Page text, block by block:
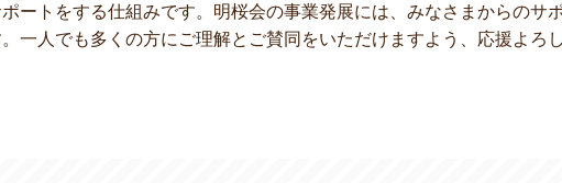
ートをする仕組みです。明桜会の事業発展には、みなさまからのサ
一人でも多くの方にご理解とご賛同をいただけますよう、応援よろ